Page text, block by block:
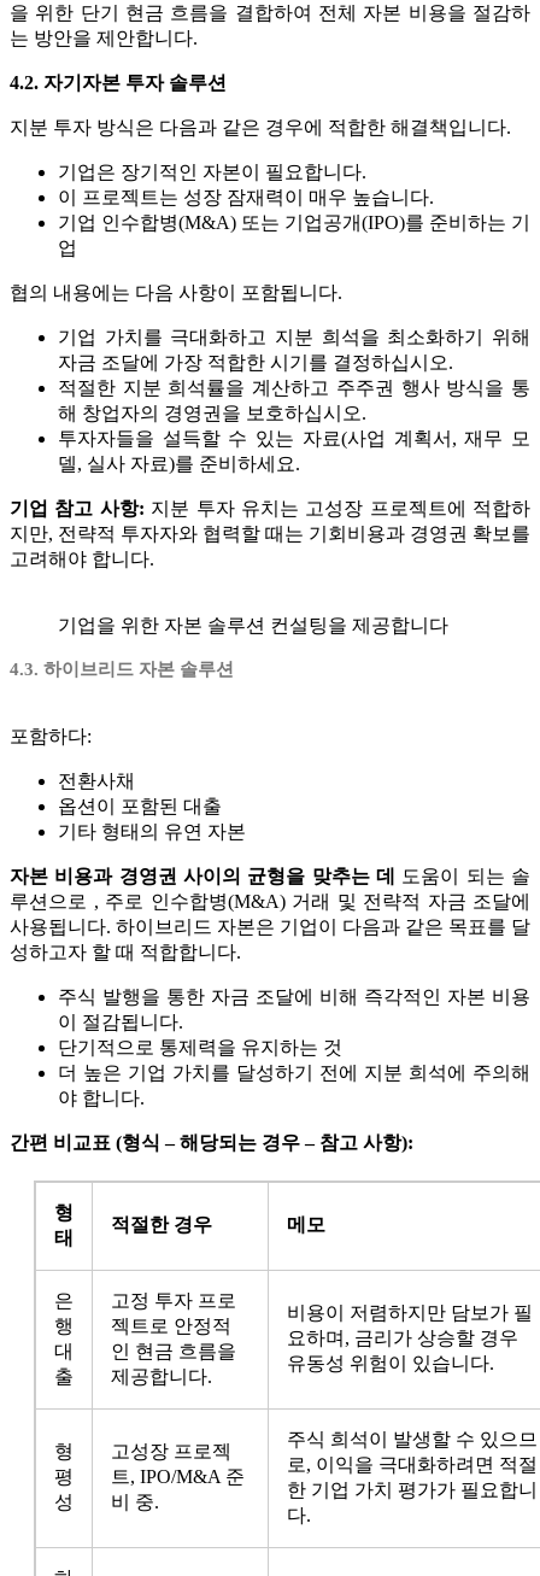
을 위한 단기 현금 흐름을 결합하여 전체 자본 비용을 절감하
는 방안을 제안합니다.
4.2. 자기자본 투자 솔루션
지분 투자 방식은 다음과 같은 경우에 적합한 해결책입니다.
기업은 장기적인 자본이 필요합니다.
이 프로젝트는 성장 잠재력이 매우 높습니다.
기업 인수합병(M&A) 또는 기업공개(IPO)를 준비하는 기
업
협의 내용에는 다음 사항이 포함됩니다.
기업 가치를 극대화하고 지분 희석을 최소화하기 위해
자금 조달에 가장 적합한 시기를 결정하십시오.
적절한 지분 희석률을 계산하고 주주권 행사 방식을 통
해 창업자의 경영권을 보호하십시오.
투자자들을 설득할 수 있는 자료(사업 계획서, 재무 모
델, 실사 자료)를 준비하세요.
기업 참고 사항: 지분 투자 유치는 고성장 프로젝트에 적합하
지만, 전략적 투자자와 협력할 때는 기회비용과 경영권 확보를
고려해야 합니다.
기업을 위한 자본 솔루션 컨설팅을 제공합니다
4.3. 하이브리드 자본 솔루션
포함하다:
전환사채
옵션이 포함된 대출
기타 형태의 유연 자본
자본 비용과 경영권 사이의 균형을 맞추는 데 도움이 되는 솔
루션으로 , 주로 인수합병(M&A) 거래 및 전략적 자금 조달에
사용됩니다. 하이브리드 자본은 기업이 다음과 같은 목표를 달
성하고자 할 때 적합합니다.
주식 발행을 통한 자금 조달에 비해 즉각적인 자본 비용
이 절감됩니다.
단기적으로 통제력을 유지하는 것
더 높은 기업 가치를 달성하기 전에 지분 희석에 주의해
야 합니다.
간편 비교표 (형식 – 해당되는 경우 – 참고 사항):
형
태
적절한 경우 메모
은
행
대
출
고정 투자 프로
젝트로 안정적
인 현금 흐름을
제공합니다.
비용이 저렴하지만 담보가 필
요하며, 금리가 상승할 경우
유동성 위험이 있습니다.
형
평
성
고성장 프로젝
트, IPO/M&A 준
비 중.
주식 희석이 발생할 수 있으므
로, 이익을 극대화하려면 적절
한 기업 가치 평가가 필요합니
다.